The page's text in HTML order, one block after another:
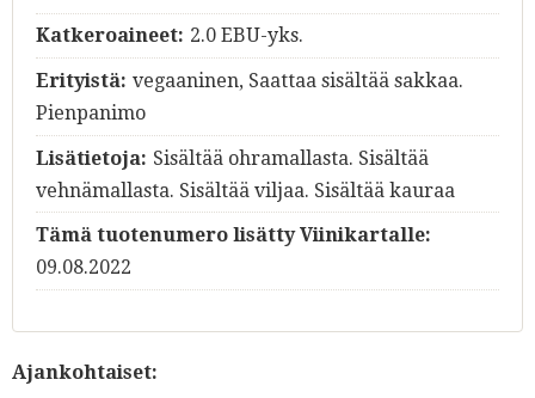
Katkeroaineet: 2.0 EBU-yks.
Erityistä: vegaaninen, Saattaa sisältää sakkaa.
Pienpanimo
Lisätietoja: Sisältää ohramallasta. Sisältää
vehnämallasta. Sisältää viljaa. Sisältää kauraa
Tämä tuotenumero lisätty Viinikartalle:
09.08.2022
Ajankohtaiset: